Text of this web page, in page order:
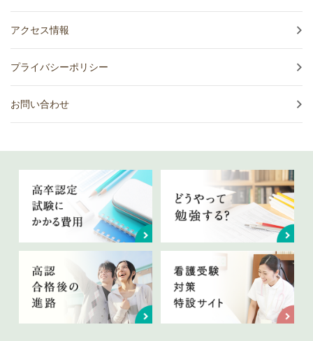
アクセス情報
プライバシーポリシー
お問い合わせ